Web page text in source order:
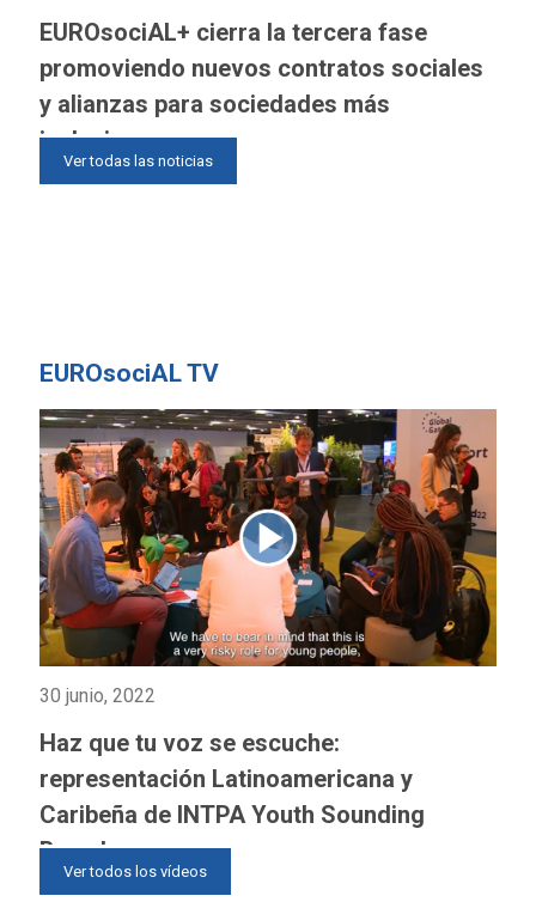
EUROsociAL+ cierra la tercera fase
promoviendo nuevos contratos sociales
y alianzas para sociedades más
inclusivas
Ver todas las noticias
EUROsociAL TV
30 junio, 2022
Haz que tu voz se escuche:
representación Latinoamericana y
Caribeña de INTPA Youth Sounding
Board
Ver todos los vídeos